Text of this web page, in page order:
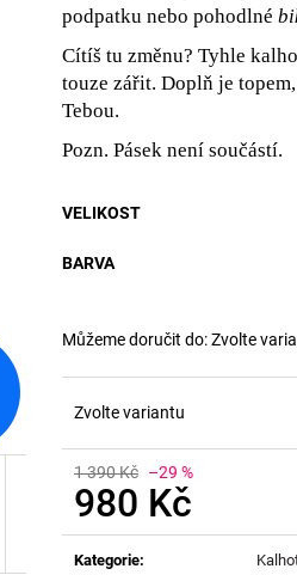
podpatku nebo pohodlné
Cítíš tu změnu? Tyhle
touze zářit. Doplň je
Tebou.
Pozn. Pásek není součástí.
VELIKOST
BARVA
Můžeme doručit do:Zvolte
Zvolte variantu
1 390 Kč –29 %
980 Kč
Měrná
cena:
Kategorie: